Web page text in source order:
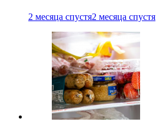
2 месяца спустя2 месяца спустя